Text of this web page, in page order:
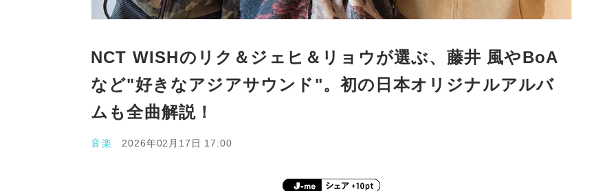
NCT WISHのリク＆ジェヒ＆リョウが選ぶ、藤井 風やBoA
など"好きなアジアサウンド"。初の日本オリジナルアルバ
ムも全曲解説！
音楽 2026年02月17日 17:00